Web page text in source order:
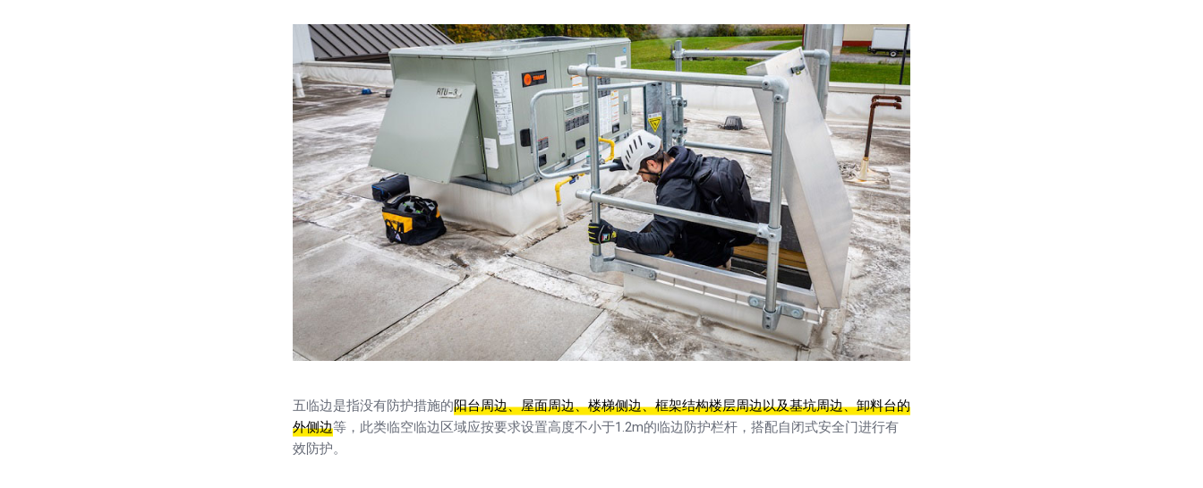
五临边是指没有防护措施的阳台周边、屋面周边、楼梯侧边、框架结构楼层周边以及基坑周边、卸料台的
外侧边等，此类临空临边区域应按要求设置高度不小于1.2m的临边防护栏杆，搭配自闭式安全门进行有
效防护。